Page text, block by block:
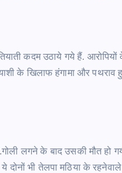
कदम उठाये गये हैं. आरोपियों
के खिलाफ हंगामा और
लगने के बाद उसकी मौत हो
दोनों भी तेलपा मठिया के